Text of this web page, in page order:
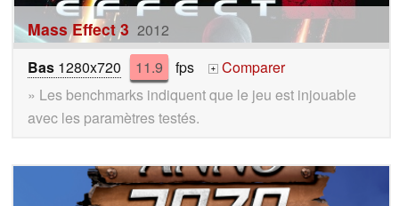
Mass Effect 3 2012
Bas 1280x720 11.9 fps +
Comparer
» Les benchmarks indiquent que le jeu est injouable
avec les paramètres testés.